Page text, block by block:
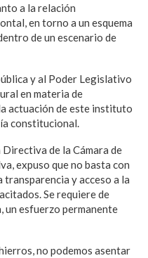
a la relación
en torno a un esquema
de un escenario de
y al Poder Legislativo
en materia de
actuación de este instituto
constitucional.
de la Cámara de
expuso que no basta con
y acceso a la
Se requiere de
un esfuerzo permanente
no podemos asentar